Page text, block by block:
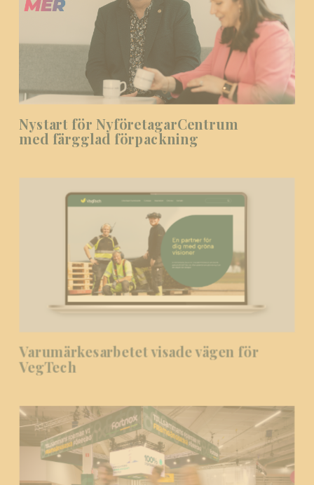
Nystart för Nyföretagar­Centrum
med färgglad förpackning
Varumärkesarbetet visade vägen för
VegTech